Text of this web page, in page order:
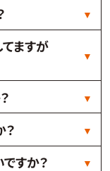
ますが
すか？